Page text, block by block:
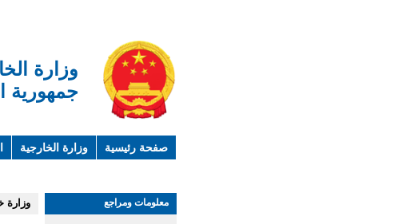
وزارة
جمهورية
صفحة رئيسية وزارة الخارجية
معلومات ومراجع وزارة